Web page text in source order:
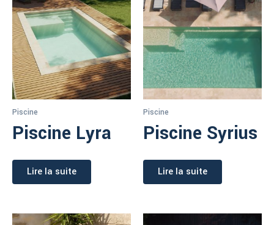
Piscine
Piscine Lyra
Lire la suite
Piscine
Piscine Syrius
Lire la suite